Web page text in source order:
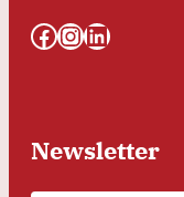
Facebook InstagramLinkedIn
Newsletter